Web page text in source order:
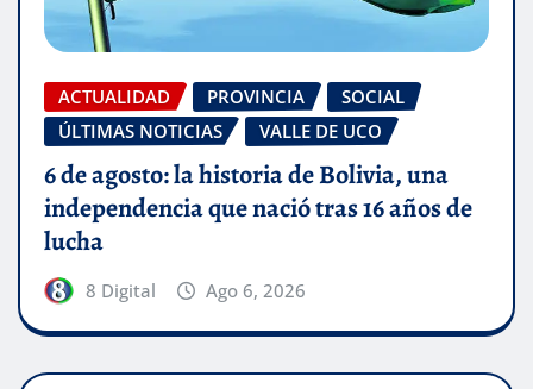
ACTUALIDAD PROVINCIA
SOCIAL
ÚLTIMAS NOTICIAS
VALLE DE UCO
6 de agosto: la historia de Bolivia, una
independencia que nació tras 16 años de
lucha
8 Digital Ago 6, 2026